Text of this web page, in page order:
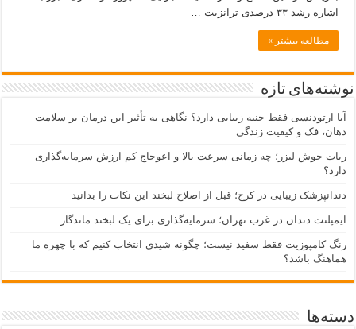
اشاره رشد ۳۳ درصدی ترانزیت …
مطالعه بیشتر »
نوشته‌های تازه
آیا ارتودنسی فقط جنبه زیبایی دارد؟ نگاهی به تأثیر این درمان بر سلامت
دهان، فک و کیفیت زندگی
ربات جوش لیزر؛ چه زمانی سرعت بالا و اعوجاج کم ارزش سرمایه‌گذاری
دارد؟
دندانپزشک زیبایی در کرج؛ قبل از اصلاح لبخند این نکات را بدانید
ایمپلنت دندان در غرب تهران؛ سرمایه‌گذاری برای یک لبخند ماندگار
رنگ کامپوزیت فقط سفید نیست؛ چگونه شیدی انتخاب کنیم که با چهره ما
هماهنگ باشد؟
دسته‌ها